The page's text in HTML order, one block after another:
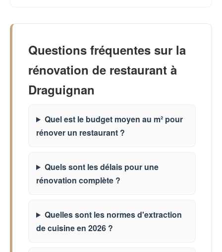
Questions fréquentes sur la
rénovation de restaurant à
Draguignan
Quel est le budget moyen au m² pour
rénover un restaurant ?
Quels sont les délais pour une
rénovation complète ?
Quelles sont les normes d'extraction
de cuisine en 2026 ?